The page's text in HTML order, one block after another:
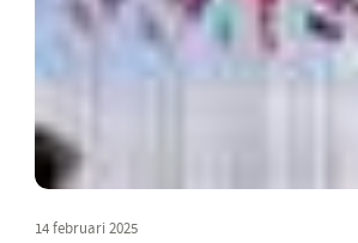
14 februari 2025